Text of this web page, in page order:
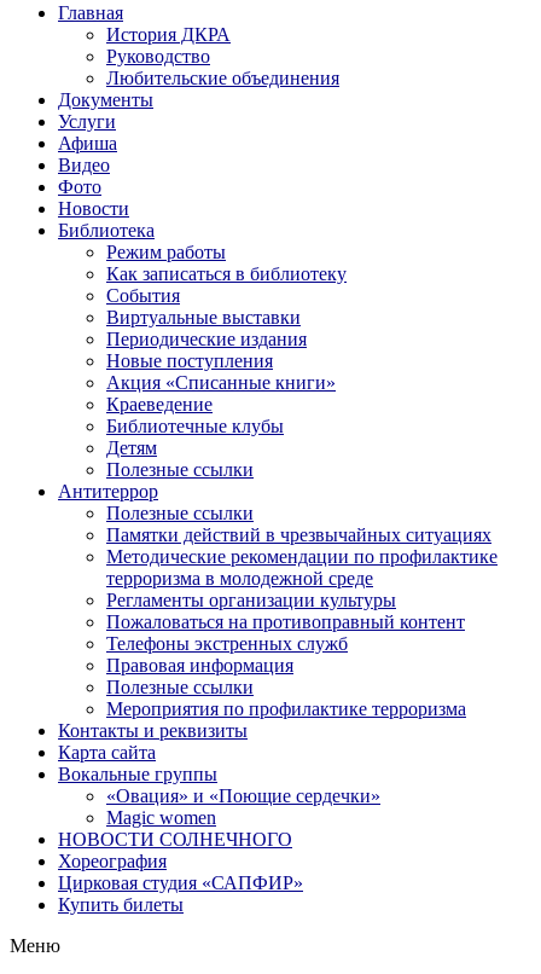
Главная
История ДКРА
Руководство
Любительские объединения
Документы
Услуги
Афиша
Видео
Фото
Новости
Библиотека
Режим работы
Как записаться в библиотеку
События
Виртуальные выставки
Периодические издания
Новые поступления
Акция «Списанные книги»
Краеведение
Библиотечные клубы
Детям
Полезные ссылки
Антитеррор
Полезные ссылки
Памятки действий в чрезвычайных ситуациях
Методические рекомендации по профилактике
терроризма в молодежной среде
Регламенты организации культуры
Пожаловаться на противоправный контент
Телефоны экстренных служб
Правовая информация
Полезные ссылки
Мероприятия по профилактике терроризма
Контакты и реквизиты
Карта сайта
Вокальные группы
«Овация» и «Поющие сердечки»
Magic women
НОВОСТИ СОЛНЕЧНОГО
Хореография
Цирковая студия «САПФИР»
Купить билеты
Меню